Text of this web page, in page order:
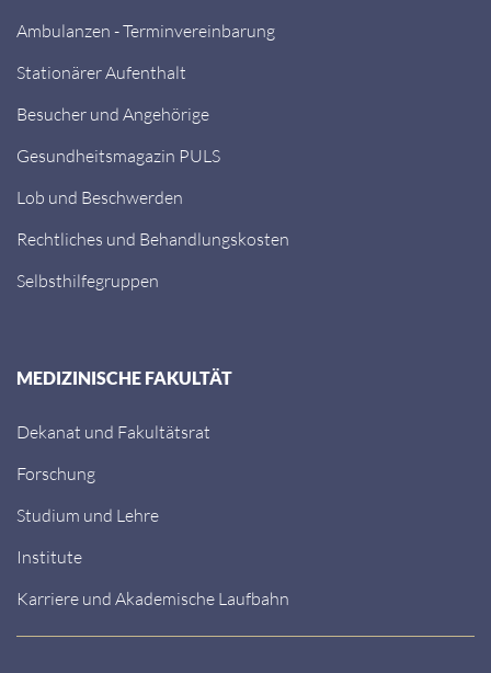
Ambulanzen - Terminvereinbarung
Stationärer Aufenthalt
Besucher und Angehörige
Gesundheitsmagazin PULS
Lob und Beschwerden
Rechtliches und Behandlungskosten
Selbsthilfegruppen
MEDIZINISCHE FAKULTÄT
Dekanat und Fakultätsrat
Forschung
Studium und Lehre
Institute
Karriere und Akademische Laufbahn